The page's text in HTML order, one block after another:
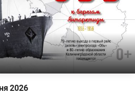
2026